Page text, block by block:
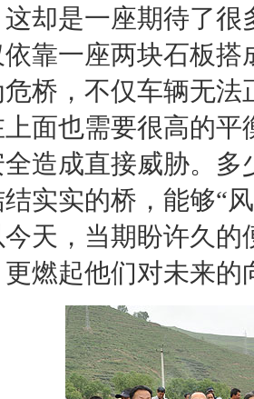
却是一座期待了
靠一座两块石板
桥，不仅车辆无
面也需要很高的
造成直接威胁。
实实的桥，能够“
天，当期盼许久
燃起他们对未来的